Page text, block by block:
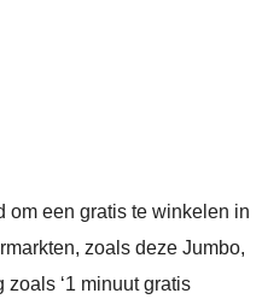
om een gratis te winkelen in
zoals deze Jumbo,
‘1 minuut gratis